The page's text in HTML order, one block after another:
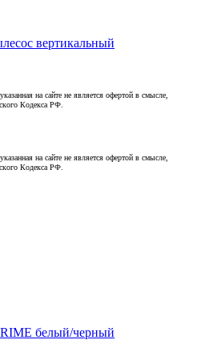
вертикальный
на сайте не является офертой в смысле,
Кодекса РФ.
на сайте не является офертой в смысле,
Кодекса РФ.
белый/черный